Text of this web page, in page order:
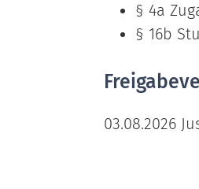
§ 4a
§ 16b
03.08.2026